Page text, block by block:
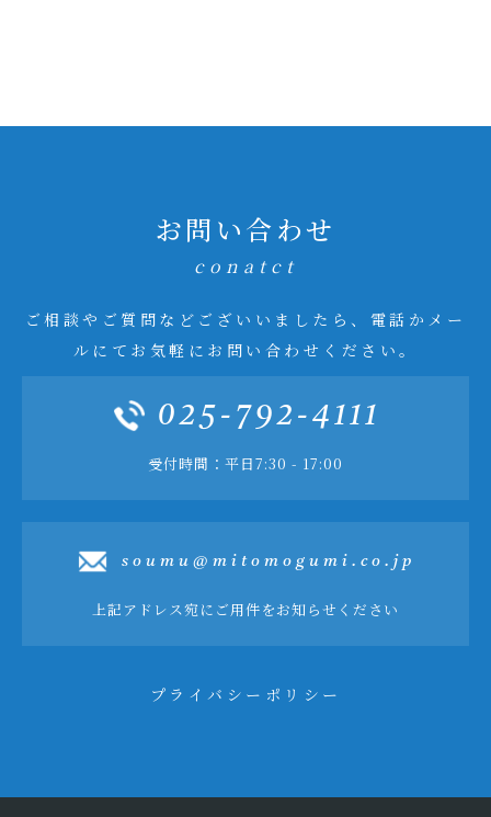
お問い合わせ
conatct
ご相談やご質問などございいましたら、電話かメー
ルにてお気軽にお問い合わせください。
025-792-4111
受付時間：平日7:30 - 17:00
soumu@mitomogumi.co.jp
上記アドレス宛にご用件をお知らせください
プライバシーポリシー